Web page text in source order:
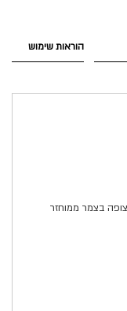
בצמר ממוחזר
הוראות שימוש